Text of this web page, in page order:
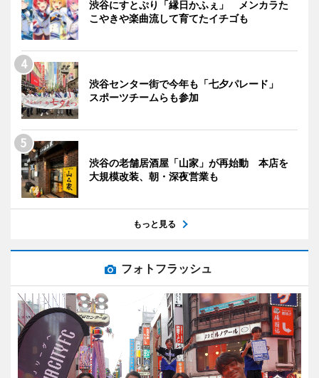
渋谷にすとぷり「縁日かふぇ」 メンカラた
こやきや楽曲流して育てたイチゴも
渋谷センター街で今年も「七夕パレード」
スポーツチームらも参加
渋谷の老舗居酒屋「山家」が再始動 本店を
大規模改装、朝・深夜営業も
もっと見る
フォトフラッシュ